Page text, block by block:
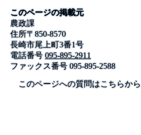
このページの掲載元
農政課
住所〒850-8570
長崎市尾上町3番1号
電話番号 095-895-2911
ファックス番号095-895-2588
このページへの質問はこちらから